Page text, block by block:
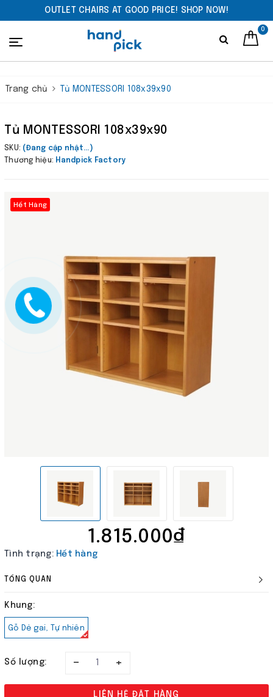
OUTLET CHAIRS AT GOOD PRICE! SHOP NOW!
0
Trang chủ Tủ MONTESSORI 108x39x90
Tủ MONTESSORI 108x39x90
SKU: (Đang cập nhật...)
Thương hiệu: Handpick Factory
Hết Hàng
1.815.000₫
Tình trạng: Hết hàng
TỔNG QUAN
Khung:
Gỗ Dẻ gai, Tự nhiên
Số lượng: – +
LIÊN HỆ ĐẶT HÀNG